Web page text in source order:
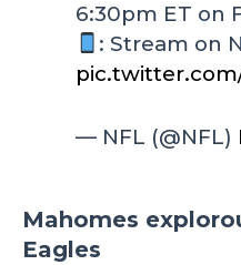
6:30pm ET on
: Stream on
— NFL (@NFL)
Mahomes
Eagles